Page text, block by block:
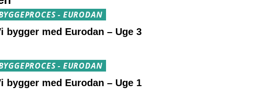
- EURODAN
bygger med Eurodan – Uge 3
- EURODAN
bygger med Eurodan – Uge 1